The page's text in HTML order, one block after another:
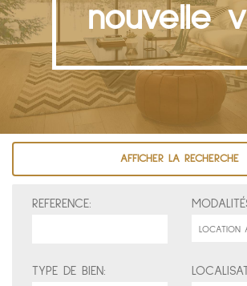
nouvelle
AFFICHER LA RECHERCHE
REFERENCE:
TYPE DE BIEN: